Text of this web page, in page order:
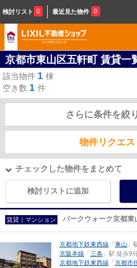
検討リスト 0 最近見た物件 0
京都市東山区五軒町 賃貸一
該当物件 1 棟
空き数 1 件
さらに条件を絞
物件リクエス
チェックした物件をまとめて
検討リストに追加
賃貸｜マンション パークウォーク京都東
京都地下鉄東西線 「 東山 」
京阪本線 「 三条 」駅 徒歩9
京都地下鉄東西線 「 京都市